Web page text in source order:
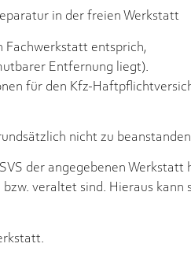
in der freien Werkstatt
Fachwerkstatt entsprich,
Entfernung liegt).
für den Kfz-
nicht zu
der angegebenen
veraltet sind. Hieraus